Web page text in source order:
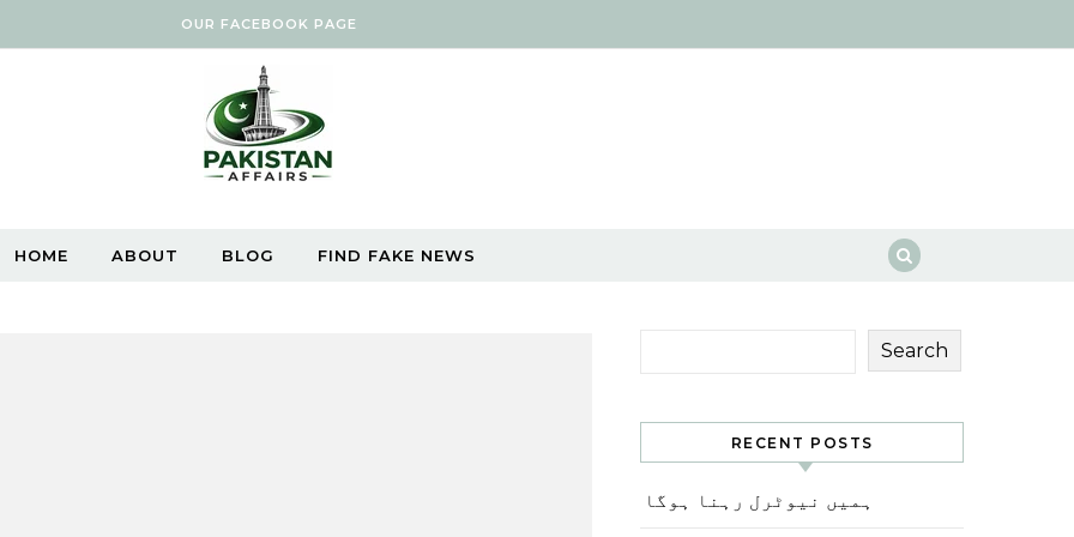
OUR FACEBOOK PAGE
HOME ABOUT BLOG FIND FAKE NEWS
Search
RECENT POSTS
ہمیں نیوٹرل رہنا ہوگا